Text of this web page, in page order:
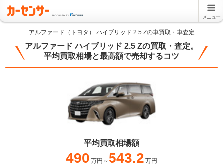
メニュー
アルファード（トヨタ） ハイブリッド 2.5 Zの車買取・車査定
アルファード ハイブリッド 2.5 Zの買取・査定。
平均買取相場と最高額で売却するコツ
平均買取相場額
490 万円～ 543.2 万円